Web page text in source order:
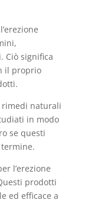
Ciò significa
il proprio
naturali
in modo
se questi
l’erezione
prodotti
ed efficace a